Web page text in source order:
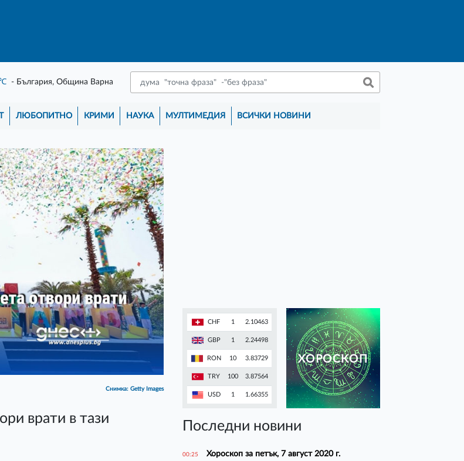
- България, Община Варна
ЛЮБОПИТНО КРИМИ НАУКА МУЛТИМЕДИЯ ВСИЧКИ НОВИНИ
Снимка: Getty Images
врати в тази
CHF 1 2.10463
GBP 1 2.24498
RON 10 3.83729
TRY 100 3.87564
USD 1 1.66355
ХОРОСКОП
Последни новини
00:25 Хороскоп за петък, 7 август 2020 г.